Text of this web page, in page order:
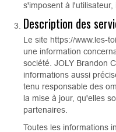
s'imposent à
Description des
Le site https://www.les-
une information
société. JOLY Brandon
informations aussi
tenu responsable des
la mise à jour, qu'elles
partenaires.
Toutes les informations